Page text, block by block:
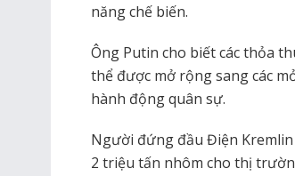
năng chế biến.
Ông Putin cho biết các thỏa
thể được mở rộng sang các
hành động quân sự.
Người đứng đầu Điện
2 triệu tấn nhôm cho thị